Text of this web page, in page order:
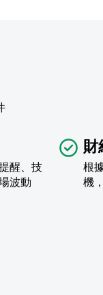
醒、技
波動
財
根
機